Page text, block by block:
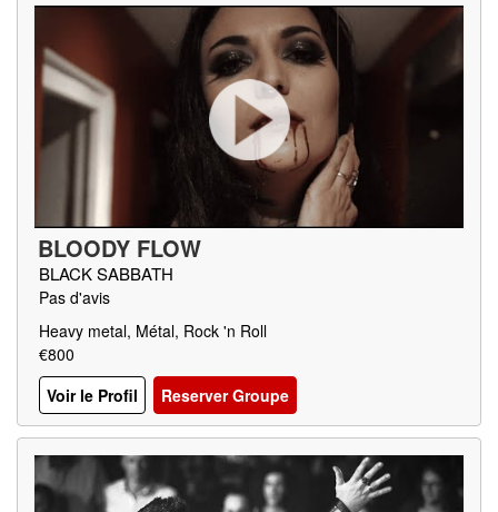
BLOODY FLOW
BLACK SABBATH
Pas d'avis
Heavy metal, Métal, Rock 'n Roll
€800
Voir le Profil
Reserver Groupe